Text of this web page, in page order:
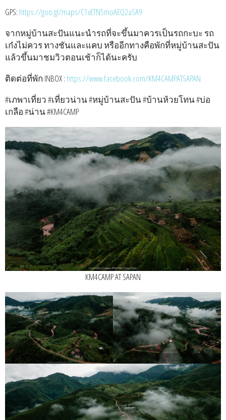
GPS: https://goo.gl/maps/C1vETN5moAEQ2aSA9
จากหมู่บ้านสะปันแนะนำรถที่จะขึ้นมาควรเป็นรถกะบะ รถ
เก๋งไม่ควร ทางชันและแคบ หรืออีกทางคือพักที่หมู่บ้านสะปัน
แล้วขึ้นมาชมวิวตอนเช้าก็ได้นะครับ
ติดต่อที่พัก INBOX : https://www.facebook.com/KM4CAMPATSAPAN
#เภพาเที่ยว #เที่ยวน่าน #หมู่บ้านสะปัน #บ้านห้วยโทน #บ่อ
เกลือ #น่าน #KM4CAMP
KM4CAMP AT SAPAN